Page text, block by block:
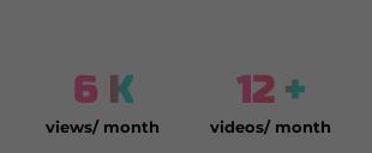
6K
views/ month
12+
videos/ month